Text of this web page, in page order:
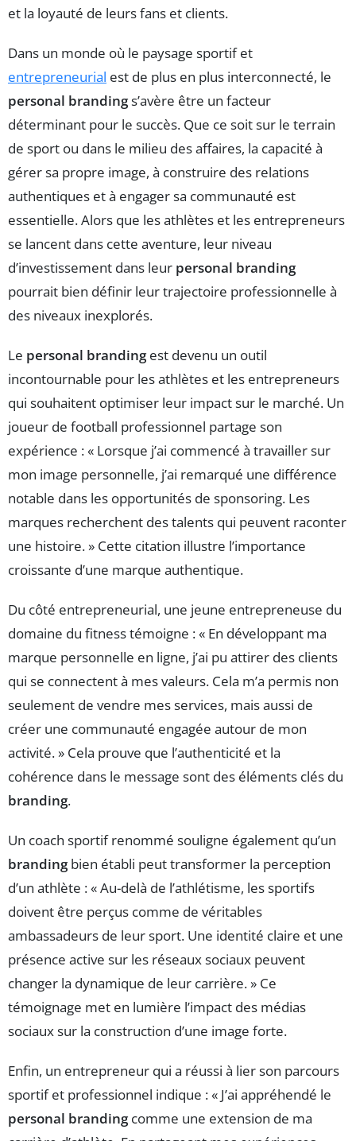
et la loyauté de leurs fans et clients.
Dans un monde où le paysage sportif et
entrepreneurial est de plus en plus interconnecté, le
personal brandings’avère être un facteur
déterminant pour le succès. Que ce soit sur le terrain
de sport ou dans le milieu des affaires, la capacité à
gérer sa propre image, à construire des relations
authentiques et à engager sa communauté est
essentielle. Alors que les athlètes et les entrepreneurs
se lancent dans cette aventure, leur niveau
d’investissement dans leur personal branding
pourrait bien définir leur trajectoire professionnelle à
des niveaux inexplorés.
Le personal brandingest devenu un outil
incontournable pour les athlètes et les entrepreneurs
qui souhaitent optimiser leur impact sur le marché. Un
joueur de football professionnel partage son
expérience : « Lorsque j’ai commencé à travailler sur
mon image personnelle, j’ai remarqué une différence
notable dans les opportunités de sponsoring. Les
marques recherchent des talents qui peuvent raconter
une histoire. » Cette citation illustre l’importance
croissante d’une marque authentique.
Du côté entrepreneurial, une jeune entrepreneuse du
domaine du fitness témoigne : « En développant ma
marque personnelle en ligne, j’ai pu attirer des clients
qui se connectent à mes valeurs. Cela m’a permis non
seulement de vendre mes services, mais aussi de
créer une communauté engagée autour de mon
activité. » Cela prouve que l’authenticité et la
cohérence dans le message sont des éléments clés du
branding.
Un coach sportif renommé souligne également qu’un
brandingbien établi peut transformer la perception
d’un athlète : « Au-delà de l’athlétisme, les sportifs
doivent être perçus comme de véritables
ambassadeurs de leur sport. Une identité claire et une
présence active sur les réseaux sociaux peuvent
changer la dynamique de leur carrière. » Ce
témoignage met en lumière l’impact des médias
sociaux sur la construction d’une image forte.
Enfin, un entrepreneur qui a réussi à lier son parcours
sportif et professionnel indique : « J’ai appréhendé le
personal brandingcomme une extension de ma